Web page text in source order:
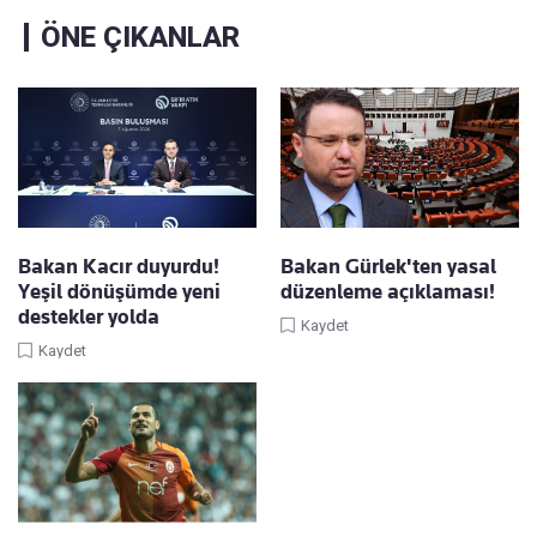
ÖNE ÇIKANLAR
Bakan Kacır duyurdu!
Yeşil dönüşümde yeni
destekler yolda
Kaydet
Bakan Gürlek'ten yasal
düzenleme açıklaması!
Kaydet